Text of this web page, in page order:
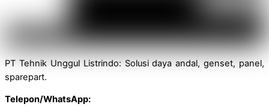
PT Tehnik Unggul Listrindo: Solusi daya andal, genset, panel,
sparepart.
Telepon/WhatsApp: